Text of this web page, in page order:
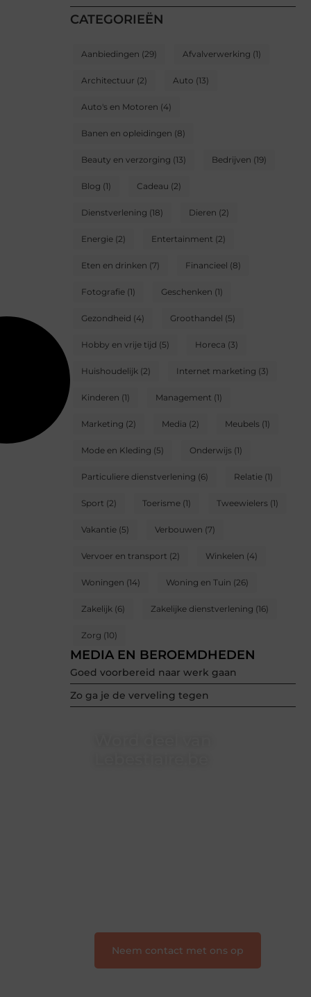
CATEGORIEËN
Aanbiedingen (29) Afvalverwerking (1)
Architectuur (2) Auto (13)
Auto's en Motoren (4)
Banen en opleidingen (8)
Beauty en verzorging (13) Bedrijven (19)
Blog (1) Cadeau (2)
Dienstverlening (18) Dieren (2)
Energie (2) Entertainment (2)
Eten en drinken (7) Financieel (8)
Fotografie (1) Geschenken (1)
Gezondheid (4) Groothandel (5)
Hobby en vrije tijd (5) Horeca (3)
Huishoudelijk (2) Internet marketing (3)
Kinderen (1) Management (1)
Marketing (2) Media (2) Meubels (1)
Mode en Kleding (5) Onderwijs (1)
Particuliere dienstverlening (6) Relatie (1)
Sport (2) Toerisme (1) Tweewielers (1)
Vakantie (5) Verbouwen (7)
Vervoer en transport (2) Winkelen (4)
Woningen (14) Woning en Tuin (26)
Zakelijk (6) Zakelijke dienstverlening (16)
Zorg (10)
MEDIA EN BEROEMDHEDEN
Goed voorbereid naar werk gaan
Zo ga je de verveling tegen
Neem contact met ons op